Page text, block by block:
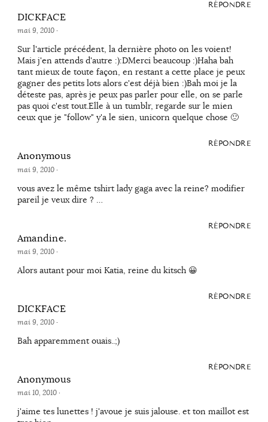
RÉPONDRE
DICKFACE
mai 9, 2010·
Sur l'article précédent, la dernière photo on les voient!
Mais j'en attends d'autre :):DMerci beaucoup :)Haha bah
tant mieux de toute façon, en restant a cette place je peux
gagner des petits lots alors c'est déjà bien :)Bah moi je la
déteste pas, après je peux pas parler pour elle, on se parle
pas quoi c'est tout.Elle à un tumblr, regarde sur le mien
ceux que je "follow" y'a le sien, unicorn quelque chose 🙂
RÉPONDRE
Anonymous
mai 9, 2010·
vous avez le même tshirt lady gaga avec la reine? modifier
pareil je veux dire ? …
RÉPONDRE
Amandine.
mai 9, 2010·
Alors autant pour moi Katia, reine du kitsch 😀
RÉPONDRE
DICKFACE
mai 9, 2010·
Bah apparemment ouais..;)
RÉPONDRE
Anonymous
mai 10, 2010·
j'aime tes lunettes ! j'avoue je suis jalouse. et ton maillot est